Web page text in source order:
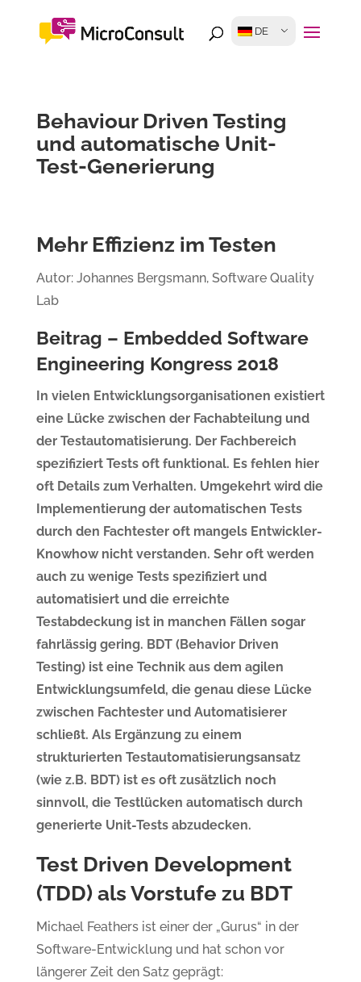
DE
Behaviour Driven Testing
und automatische Unit-
Test-Generierung
Mehr Effizienz im Testen
Autor: Johannes Bergsmann, Software Quality
Lab
Beitrag – Embedded Software
Engineering Kongress 2018
In vielen Entwicklungsorganisationen existiert
eine Lücke zwischen der Fachabteilung und
der Testautomatisierung. Der Fachbereich
spezifiziert Tests oft funktional. Es fehlen hier
oft Details zum Verhalten. Umgekehrt wird die
Implementierung der automatischen Tests
durch den Fachtester oft mangels Entwickler-
Knowhow nicht verstanden. Sehr oft werden
auch zu wenige Tests spezifiziert und
automatisiert und die erreichte
Testabdeckung ist in manchen Fällen sogar
fahrlässig gering. BDT (Behavior Driven
Testing) ist eine Technik aus dem agilen
Entwicklungsumfeld, die genau diese Lücke
zwischen Fachtester und Automatisierer
schließt. Als Ergänzung zu einem
strukturierten Testautomatisierungsansatz
(wie z.B. BDT) ist es oft zusätzlich noch
sinnvoll, die Testlücken automatisch durch
generierte Unit-Tests abzudecken.
Test Driven Development
(TDD) als Vorstufe zu BDT
Michael Feathers ist einer der „Gurus“ in der
Software-Entwicklung und hat schon vor
längerer Zeit den Satz geprägt: